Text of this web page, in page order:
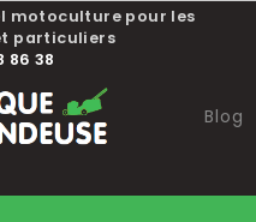
motoculture pour les
particuliers
86 38
Blog